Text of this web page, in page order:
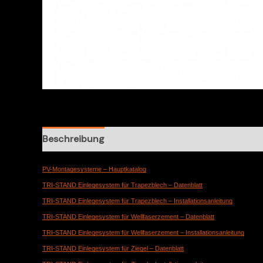
Beschreibung
PV-Montagesysteme – Hauptkatalog
TRI-STAND Einlegesystem für Trapezblech – Datenblatt
TRI-STAND Einlegesystem für Trapezblech – Installationsanleitung
TRI-STAND Einlegesystem für Wellfaserzement – Datenblatt
TRI-STAND Einlegesystem für Wellfaserzement – Installationsanleitung
TRI-STAND Einlegesystem für Ziegel – Datenblatt